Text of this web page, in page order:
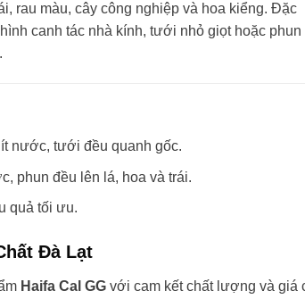
rau màu, cây công nghiệp và hoa kiểng. Đặc
canh tác nhà kính, tưới nhỏ giọt hoặc phun
nước, tưới đều quanh gốc.
phun đều lên lá, hoa và trái.
quả tối ưu.
Đà Lạt
Haifa Cal GG với cam kết chất lượng và giá